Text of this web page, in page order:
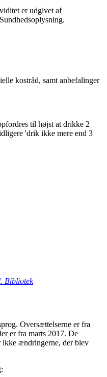
er udgivet af
kostråd, samt anbefalinger
til højst at drikke 2
'drik ikke mere end 3
Bibliotek
Oversættelserne er fra
er fra marts 2017. De
ikke ændringerne, der blev